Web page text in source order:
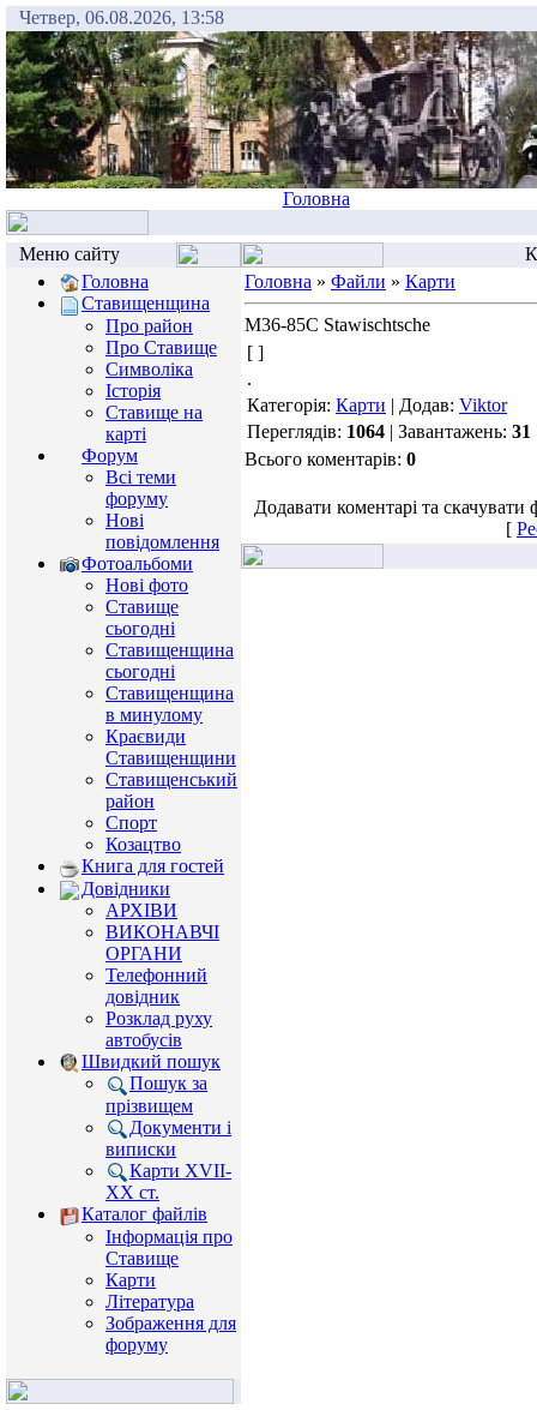
Четвер, 06.08.2026, 13:58
Головна
Меню сайту
Головна
Ставищенщина
Про район
Про Ставище
Символіка
Історія
Ставище на
карті
Форум
Всі теми
форуму
Нові
повідомлення
Фотоальбоми
Нові фото
Ставище
сьогодні
Ставищенщина
сьогодні
Ставищенщина
в минулому
Краєвиди
Ставищенщини
Ставищенський
район
Спорт
Козацтво
Книга для гостей
Довідники
АРХІВИ
ВИКОНАВЧІ
ОРГАНИ
Телефонний
довідник
Розклад руху
автобусів
Швидкий пошук
Пошук за
прізвищем
Документи і
виписки
Карти XVII-
XX ст.
Каталог файлів
Інформація про
Ставище
Карти
Література
Зображення для
форуму
Головна » Файли » Карти
M36-85C Stawischtsche
[ ]
.
Категорія: Карти | Додав: Viktor
Переглядів: 1064 | Завантажень: 31
Всього коментарів: 0
Додавати коментарі та
[